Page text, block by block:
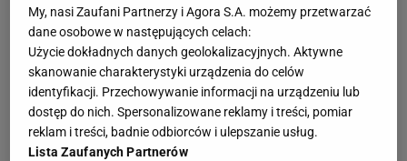
My, nasi Zaufani Partnerzy i Agora S.A. możemy przetwarzać
dane osobowe w następujących celach:
Użycie dokładnych danych geolokalizacyjnych. Aktywne
skanowanie charakterystyki urządzenia do celów
identyfikacji. Przechowywanie informacji na urządzeniu lub
dostęp do nich. Spersonalizowane reklamy i treści, pomiar
reklam i treści, badnie odbiorców i ulepszanie usług.
Lista Zaufanych Partnerów